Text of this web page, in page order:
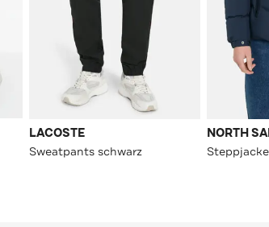
LACOSTE
Sweatpants schwarz
NORTH